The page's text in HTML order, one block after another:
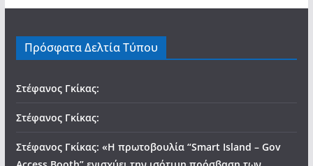
Πρόσφατα Δελτία Τύπου
Στέφανος Γκίκας:
Στέφανος Γκίκας:
Στέφανος Γκίκας: «Η πρωτοβουλία “Smart Island – Gov